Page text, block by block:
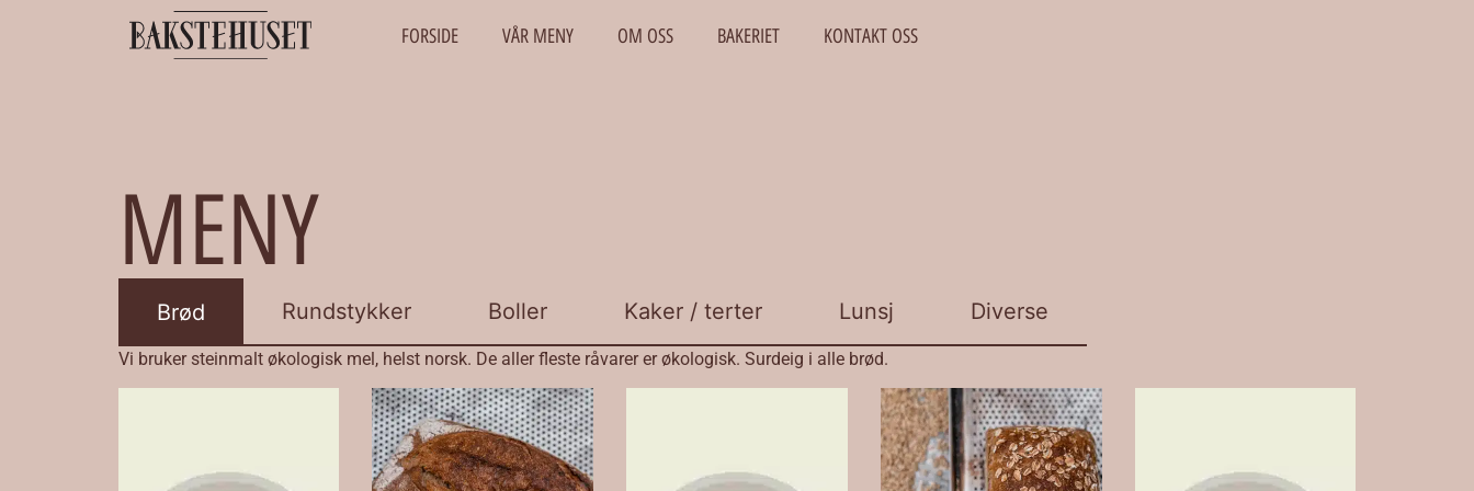
FORSIDE VÅR MENY OM OSS BAKERIET KONTAKT OSS
MENY
Brød Rundstykker Boller Kaker / terter Lunsj Diverse
Vi bruker steinmalt økologisk mel, helst norsk. De aller fleste råvarer er økologisk. Surdeig i alle brød.